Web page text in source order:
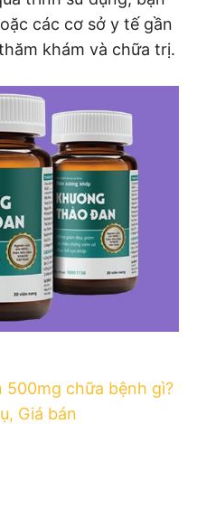
các cơ sở y tế gần
khám và chữa trị.
500mg chữa bệnh gì?
Giá bán